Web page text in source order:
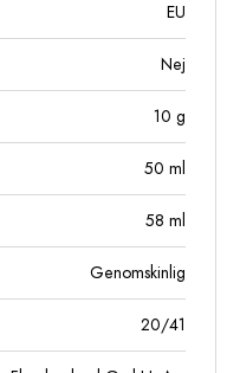
EU
Nej
10 g
50 ml
58 ml
Genomskinlig
20/41